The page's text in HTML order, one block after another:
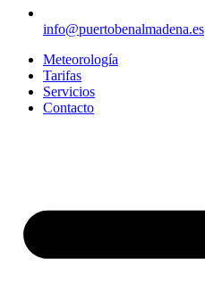
info@puertobenalmadena.es
Meteorología
Tarifas
Servicios
Contacto